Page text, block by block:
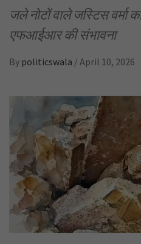
जले नोटों वाले जस्टिस वर्मा
एफआईआर की संभावना
By politicswala / April 10, 2026